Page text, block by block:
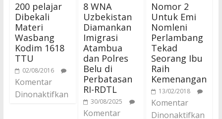
200 pelajar
Dibekali
Materi
Wasbang
Kodim 1618
TTU
02/08/2016
Komentar
Dinonaktifkan
8 WNA
Uzbekistan
Diamankan
Imigrasi
Atambua
dan Polres
Belu di
Perbatasan
RI-RDTL
30/08/2025
Komentar
Nomor 2
Untuk Emi
Nomleni
Perlambang
Tekad
Seorang Ibu
Raih
Kemenangan
13/02/2018
Komentar
Dinonaktifkan